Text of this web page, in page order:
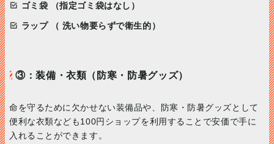
ゴミ袋 （指定ゴミ袋はなし）
ラップ （ 洗い物要らずで衛生的）
③：装備・衣類（防寒・防暑グッズ）
命を守るために欠かせない装備品や、防寒・防暑グッズとして
便利な衣類なども100円ショップを利用することで安価で手に
入れることができます。